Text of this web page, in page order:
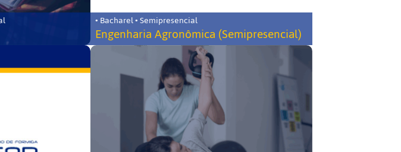
• Bacharel • Semipresencial
Engenharia Agronômica (Semipresencial)